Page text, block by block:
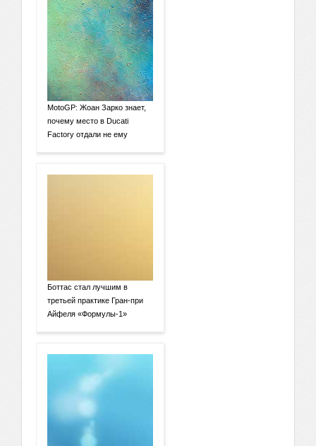
MotoGP: Жоан Зарко знает,
почему место в Ducati
Factory отдали не ему
Боттас стал лучшим в
третьей практике Гран-при
Айфеля «Формулы-1»